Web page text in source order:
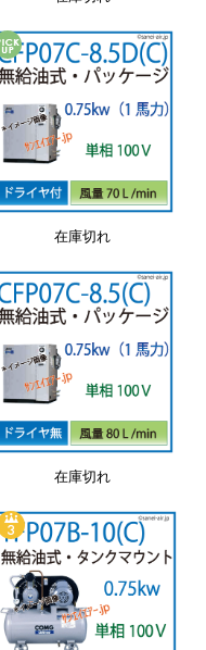
在庫切れ
在庫切れ